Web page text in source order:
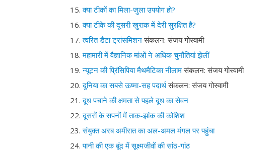
क्या टीकों का मिला-जुला उपयोग हो?
क्या टीके की दूसरी खुराक में देरी सुरक्षित है?
त्वरित डैटा ट्रांसमिशनसंकलन: संजय गोस्वामी
महामारी में वैज्ञानिक मांओं ने अधिक चुनौतियां झेलीं
न्यूटन की प्रिंसिपिया मैथमैटिका नीलामसंकलन: संजय गोस्वामी
दुनिया का सबसे ऊष्मा-सह पदार्थसंकलन: संजय गोस्वामी
दूध पचाने की क्षमता से पहले दूध का सेवन
दूसरों के सपनों में ताक-झांक की कोशिश
संयुक्त अरब अमीरात का अल-अमल मंगल पर पहुंचा
पानी की एक बूंद में सूक्ष्मजीवों की सांठ-गांठ